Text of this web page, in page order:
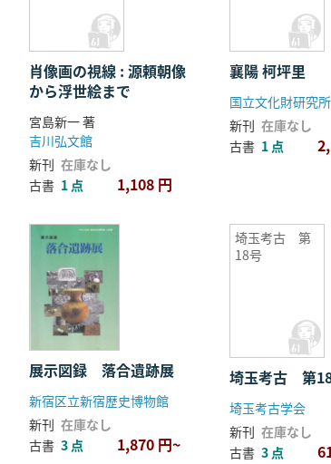
肖像画の視線 : 源頼朝像
から浮世絵まで
宮島新一 著
吉川弘文館
新刊 在庫なし
古書 1 点 1,108 円
襄陽 柯坪里
国立文化財研究所
新刊 在庫なし
古書 1 点
展示図録 落合遺跡展
新宿区立新宿歴史博物館
新刊 在庫なし
古書 3 点 1,870 円~
埼玉考古 第
18号
埼玉考古 第
埼玉考古学会
新刊 在庫なし
古書 3 点